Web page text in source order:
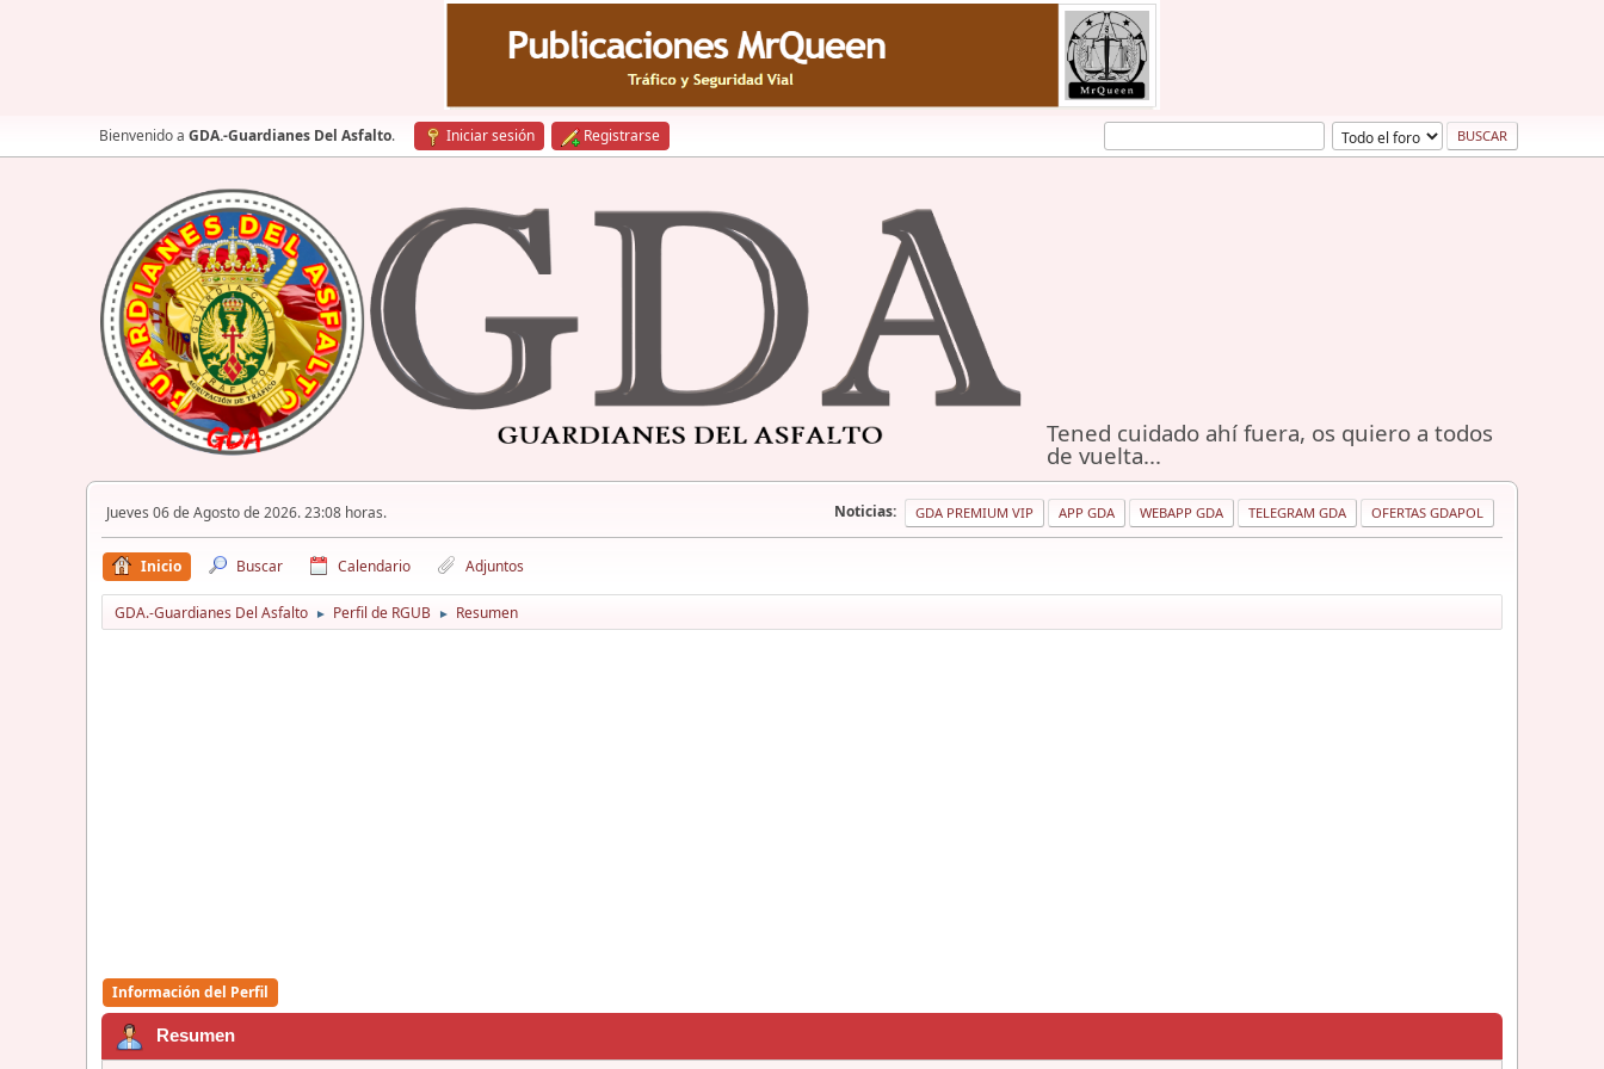
Bienvenido a GDA.-Guardianes Del Asfalto. Iniciar sesión Registrarse
Tened cuidado ahí fuera, os quiero a todos
de vuelta...
Jueves 06 de Agosto de 2026. 23:08 horas. Noticias: GDA PREMIUM VIP APP GDA WEBAPP GDA TELEGRAM GDA OFERTAS GDAPOL
Inicio Buscar Calendario Adjuntos
GDA.-Guardianes Del Asfalto ► Perfil de RGUB ► Resumen
Información del Perfil
Resumen